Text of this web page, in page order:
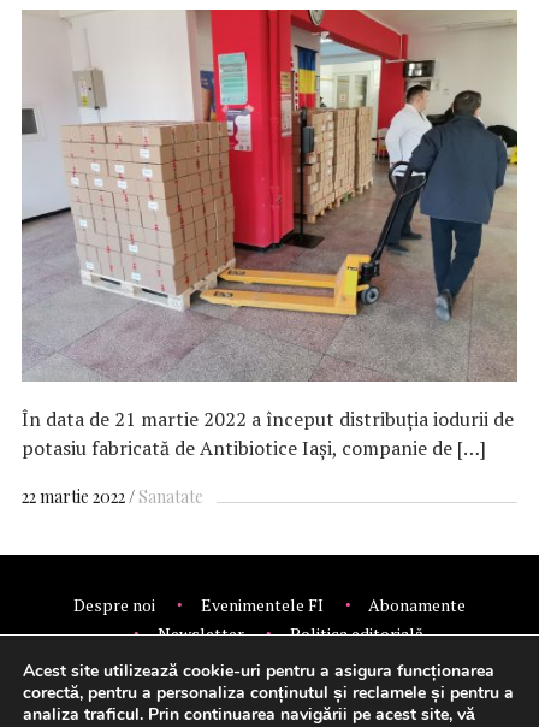
În data de 21 martie 2022 a început distribuția iodurii de
potasiu fabricată de Antibiotice Iași, companie de […]
22 martie 2022 Sanatate
Despre noi Evenimentele FI
Abonamente
Newsletter
Politica editorială
Politica de confidentialitate
Contact
Publicitate
© 2026 Financial Intelligence.
Acest site utilizează cookie-uri pentru a asigura funcționarea
corectă, pentru a personaliza conținutul și reclamele și pentru a
analiza traficul. Prin continuarea navigării pe acest site, vă